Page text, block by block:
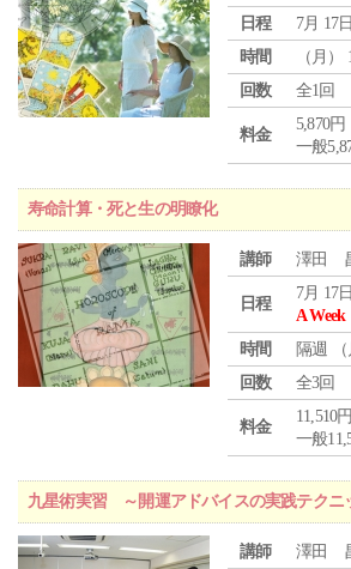
日程
7月 17日
時間
（ 月 ）
回数
全1回
料金
5,870円
一般
寿命計算・死と生の明瞭化
講師 澤田
日程
7月 17
A Week
時間
隔週 （
回数
全3回
料金
11,510円
一般
九星術実習 ～開運アドバイスの実践テクニ
講師 澤田